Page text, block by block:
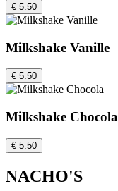
€ 5.50
Milkshake Vanille
€ 5.50
Milkshake Chocola
€ 5.50
NACHO'S